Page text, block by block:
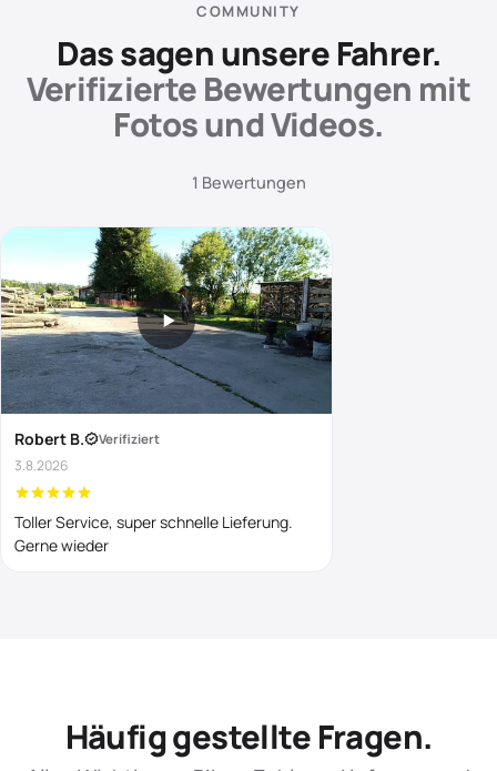
COMMUNITY
Das sagen unsere Fahrer.
Verifizierte Bewertungen mit
Fotos und Videos.
1 Bewertungen
Robert B. Verifiziert
3.8.2026
Toller Service, super schnelle Lieferung.
Gerne wieder
Häufig gestellte Fragen.